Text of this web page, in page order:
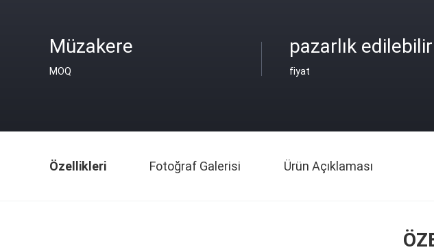
Müzakere
MOQ
pazarlık edilebilir
fiyat
Özellikleri Fotoğraf Galerisi Ürün Açıklaması